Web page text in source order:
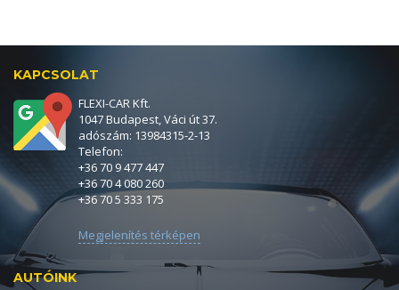
KAPCSOLAT
FLEXI-CAR Kft.
1047 Budapest, Váci út 37.
adószám: 13984315-2-13
Telefon:
+36 70 9 477 447
+36 70 4 080 260
+36 70 5 333 175
Megjelenítés térképen
AUTÓINK